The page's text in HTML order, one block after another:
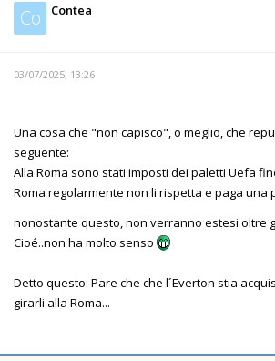
Co Contea
03/07/2025, 13:26
Una cosa che "non capisco", o meglio, che
seguente:
Alla Roma sono stati imposti dei paletti Uefa
Roma regolarmente non li rispetta e paga una
nonostante questo, non verranno estesi oltre
Cioé..non ha molto senso
Detto questo: Pare che che l´Everton stia
girarli alla Roma...